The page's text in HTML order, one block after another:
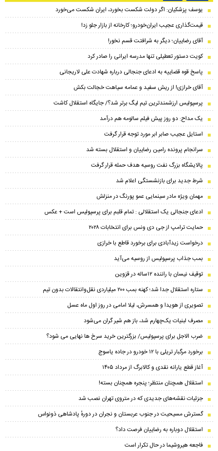
یوسف پزشکیان: اگر دولت شکست بخورد، ایران شکست می‌خورد
قیمت‌گذاری عجیب ایران‌خودرو؛ کارخانه از بازار جلو زد!
آقای رضاییان؛ دیگر به شرافتت قسم نخور!
کویت دستور تعطیلی تنها مدرسه ایرانی را صادر کرد
پاسخ قوه قضاییه به ادعای جنجالی درباره شهادت علی لاریجانی
آقای خرازی! از ریش سفید و عمامه سیاهت خجالت بکش
پرسپولیس ارزشمندترین تیم لیگ برتر شد؟/ جایگاه استقلال کاشت
یک مداح: دو روز پیش فیلم سالومه هم درآمد
استایل عجیب صابر ابر مورد توجه قرار گرفت
سرانجام پرونده رامین رضاییان و استقلال بسته شد
پالایشگاه بزرگ نفت روسیه هدف حمله قرار گرفت
شرط جدید برای بازنشستگی اعلام شد
مهمان ویژه مادر سینمایی عمو پورنگ در منزلش
ادعای جنجالی یک استقلالی : تمام قلبم برای پرسپولیس است + عکس
حمایت ترامپ از جی دی ونس برای انتخابات ۲۰۲۸
درخواست زیدآبادی برای برخورد قاطع با خرازی
بمب جذاب پرسپولیس از روسیه می‌آید
توقیف نیسان با راننده ۱۲ساله در قزوین
ستاره استقلال جدا شد؛ کهنه بمب ۲۰۰ میلیاردی نقل‌وانتقالات بدون تیم
تصویری از هویدا و همسرش، لیلا امامی در روز اول ماه عسل
مصرف لبنیات یک‌چهارم شد، باز هم شیر گران می‌شود
ضرب الاجل برای پرسپولیس/ بزرگترین خرید سرخ ها نهایی می شود؟
برخورد مرگبار تریلی با ۱۲ خودرو در جاده یاسوج
آغاز قطع یارانه نقدی و کالابرگ از مرداد ۱۴۰۵
استقلال همچنان منتظر؛ پنجره همچنان بسته!
جزئیات نقشه‌های جدیدی که در متروی تهران نصب شد
گسترش مسیحیت در جنوب عربستان و نجران در دورهٔ پادشاهی ذونواس
استقلال دوباره به رضاییان فرصت داد؟
فاجعه هیروشیما در حال تکرار است